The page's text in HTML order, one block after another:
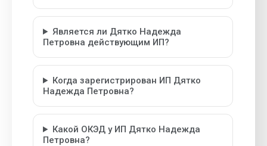
Является ли Дятко Надежда
Петровна действующим ИП?
Когда зарегистрирован ИП Дятко
Надежда Петровна?
Какой ОКЭД у ИП Дятко Надежда
Петровна?